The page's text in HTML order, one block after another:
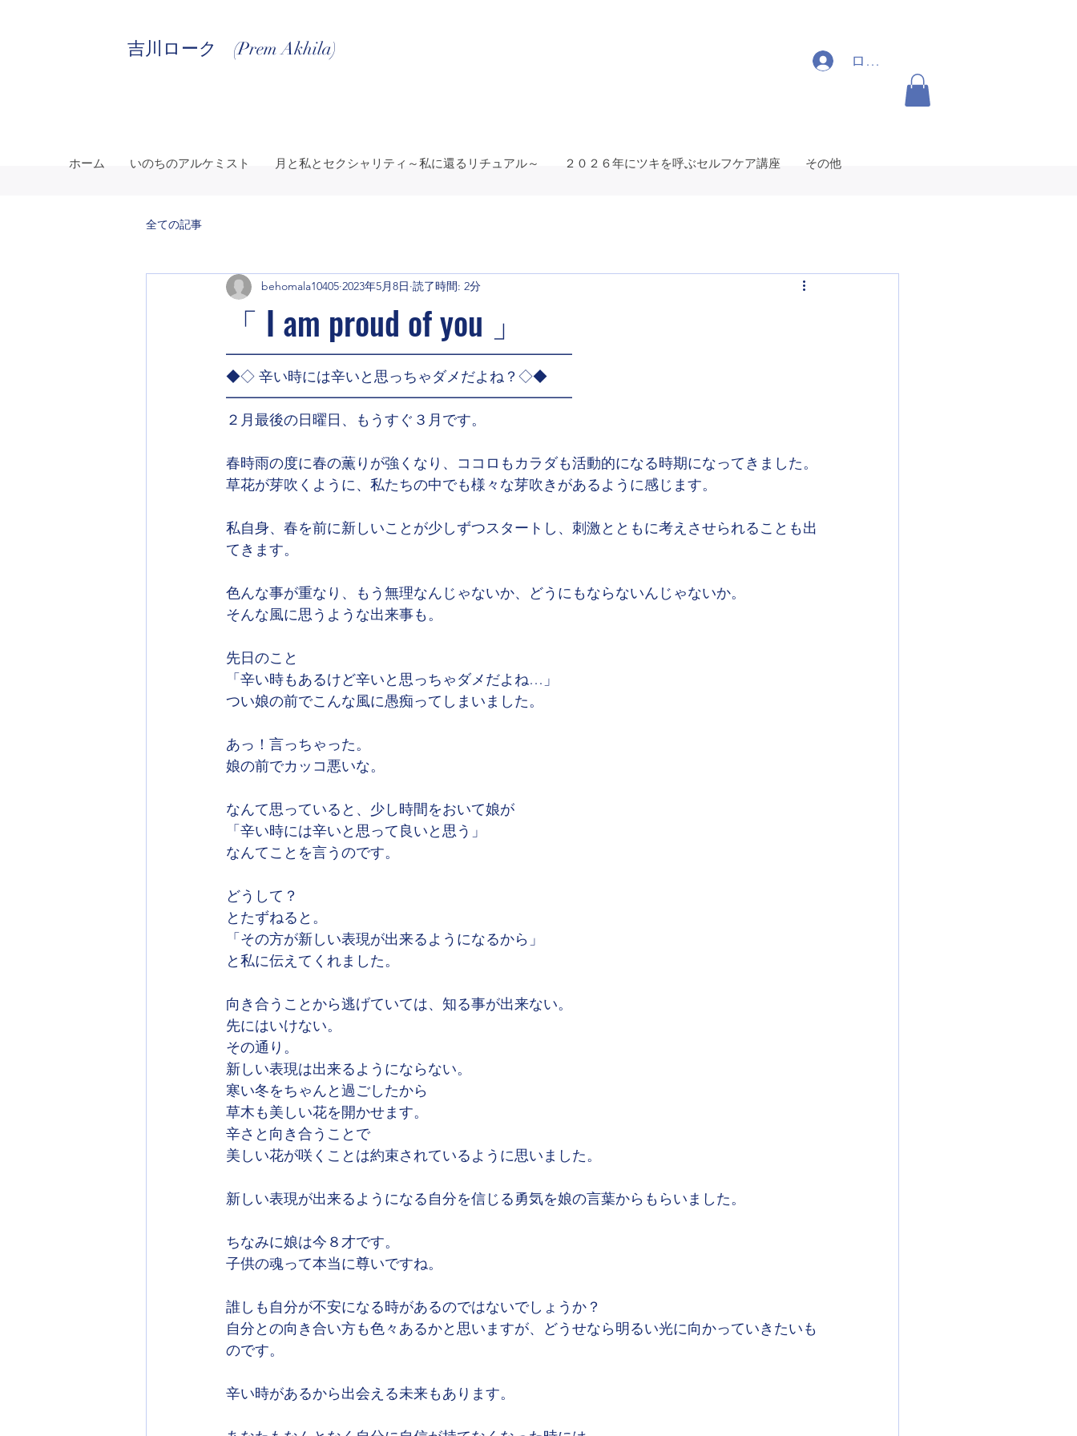
吉川ローク (Prem Akhila)
ログイン
ホーム いのちのアルケミスト 月と私とセクシャリティ～私に還るリチュアル～ ２０２６年にツキを呼ぶセルフケア講座 その他
全ての記事
「 I am proud of you 」
behomala10405 2023年5月8日 読了時間: 2分
━━━━━━━━━━━━━━━━━━━━━━━━
◆◇ 辛い時には辛いと思っちゃダメだよね？◇◆
━━━━━━━━━━━━━━━━━━━━━━━━
２月最後の日曜日、もうすぐ３月です。
春時雨の度に春の薫りが強くなり、ココロもカラダも活動的になる時期になってきました。
草花が芽吹くように、私たちの中でも様々な芽吹きがあるように感じます。
私自身、春を前に新しいことが少しずつスタートし、刺激とともに考えさせられることも出
てきます。
色んな事が重なり、もう無理なんじゃないか、どうにもならないんじゃないか。
そんな風に思うような出来事も。
先日のこと
「辛い時もあるけど辛いと思っちゃダメだよね…」
つい娘の前でこんな風に愚痴ってしまいました。
あっ！言っちゃった。
娘の前でカッコ悪いな。
なんて思っていると、少し時間をおいて娘が
「辛い時には辛いと思って良いと思う」
なんてことを言うのです。
どうして？
とたずねると。
「その方が新しい表現が出来るようになるから」
と私に伝えてくれました。
向き合うことから逃げていては、知る事が出来ない。
先にはいけない。
その通り。
新しい表現は出来るようにならない。
寒い冬をちゃんと過ごしたから
草木も美しい花を開かせます。
辛さと向き合うことで
美しい花が咲くことは約束されているように思いました。
新しい表現が出来るようになる自分を信じる勇気を娘の言葉からもらいました。
ちなみに娘は今８才です。
子供の魂って本当に尊いですね。
誰しも自分が不安になる時があるのではないでしょうか？
自分との向き合い方も色々あるかと思いますが、どうせなら明るい光に向かっていきたいも
のです。
辛い時があるから出会える未来もあります。